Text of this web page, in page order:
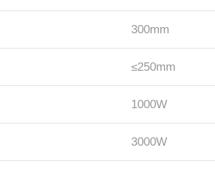
300mm
≤250mm
1000W
3000W